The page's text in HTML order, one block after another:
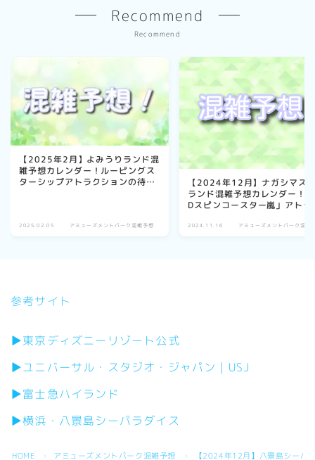
Recommend
Recommend
【2025年2月】よみうりランド混
雑予想カレンダー！ルーピングス
ターシップアトラクションの待ち
2025.02.05 アミューズメントパーク混雑予想
【2024年12月】ナガシマス
ランド混雑予想カレンダー！
Dスピンコースター嵐」アトラ
2024.11.16 アミューズメントパーク混雑
参考サイト
▶東京ディズニーリゾート公式
▶ユニバーサル・スタジオ・ジャパン｜USJ
▶富士急ハイランド
▶横浜・八景島シーパラダイス
HOME ＞ アミューズメントパーク混雑予想 ＞ 【2024年12月】八景島シーパ